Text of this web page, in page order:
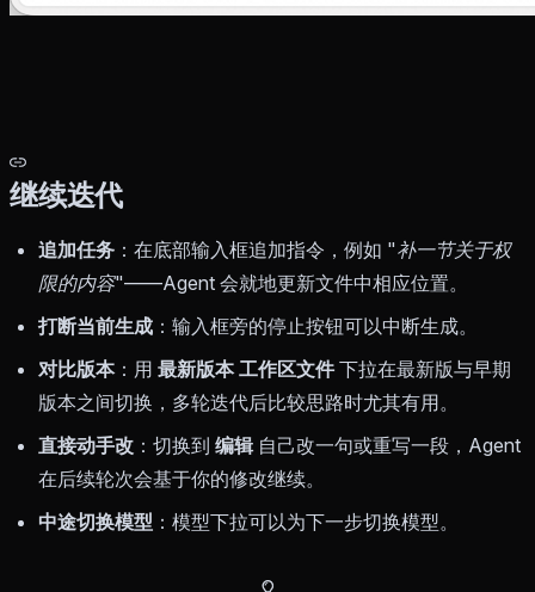
继续迭代
追加任务 ：在底部输入框追加指令，例如 "补一节关于权
限的内容"——Agent 会就地更新文件中相应位置。
打断当前生成 ：输入框旁的停止按钮可以中断生成。
对比版本：用 最新版本 工作区文件下拉在最新版与早期
版本之间切换，多轮迭代后比较思路时尤其有用。
直接动手改 ：切换到 编辑自己改一句或重写一段，Agent
在后续轮次会基于你的修改继续。
中途切换模型 ：模型下拉可以为下一步切换模型。